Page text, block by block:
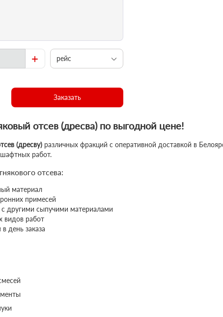
+ рейс
Заказать
отсев (дресва) по выгодной цене!
(дресву) различных фракций с оперативной доставкой в
работ.
отсева:
материал
примесей
другими сыпучими материалами
видов работ
день заказа